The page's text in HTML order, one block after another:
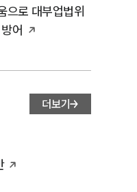
으로 대부업법위
어
더보기